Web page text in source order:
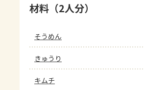
材料（2人分）
そうめん
きゅうり
キムチ